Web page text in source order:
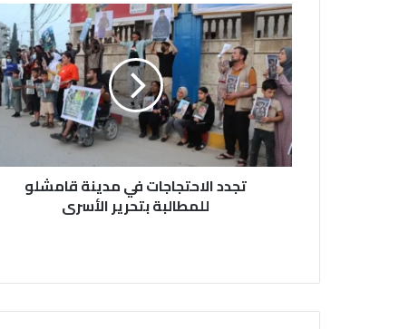
تجدد
الاحتجاجات
في
مدينة
قامشلو
للمطالبة
بتحرير
الأسرى
تجدد الاحتجاجات في مدينة قامشلو
للمطالبة بتحرير الأسرى